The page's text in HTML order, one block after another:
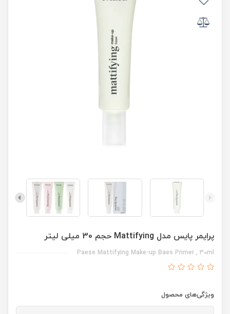
پرایمر پایس مدل Mattifying حجم 30 میلی لیتر
Paese Mattifying Make-up Baes Primer , 30ml
ویژگی‌های محصول